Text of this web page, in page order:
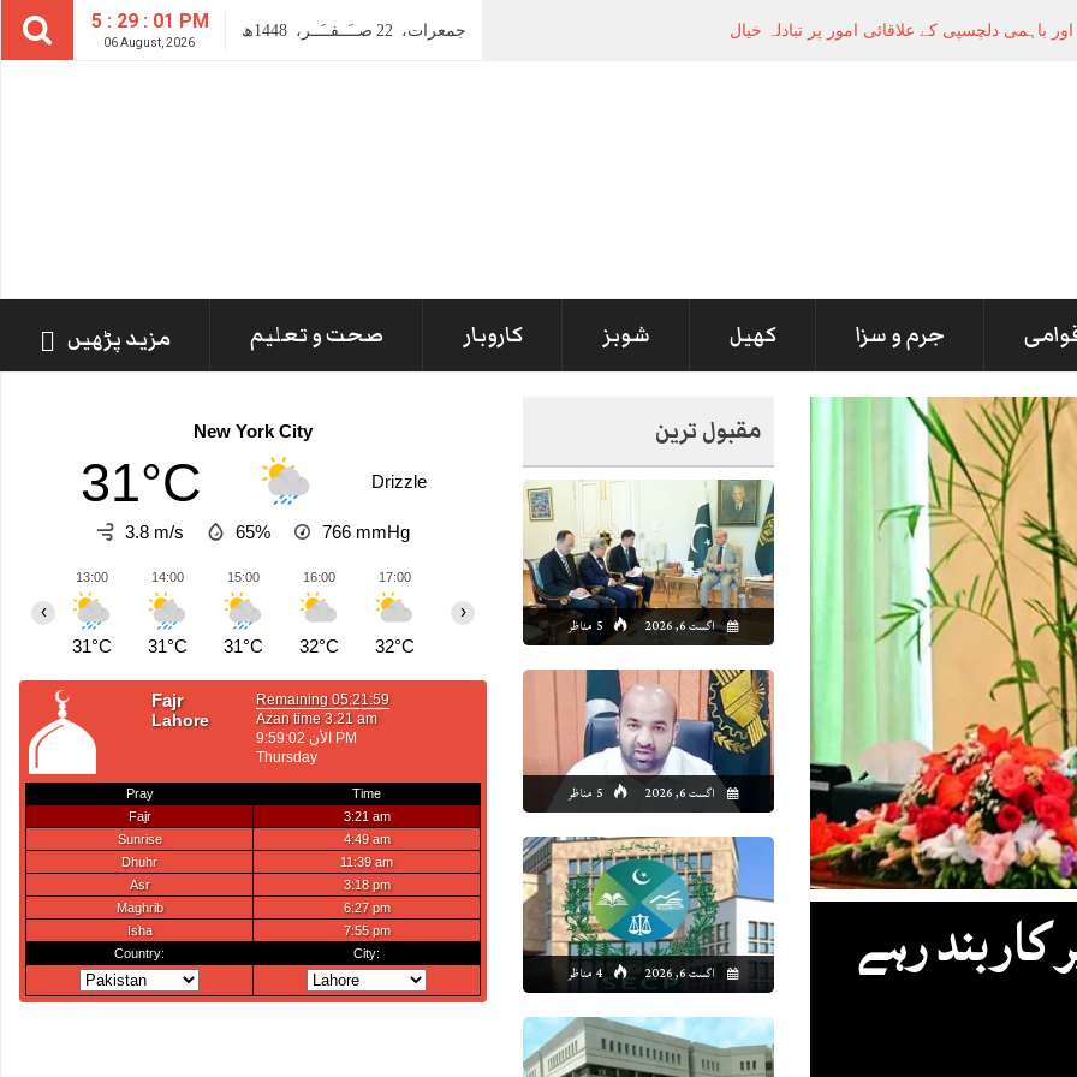
5 : 29 : 02 PM
06 August, 2026
جمعرات، 22 صــَــفــَــر، 1448ھ
جرم و سزا کھیل شوبز کاروبار صحت و تعلیم مزید پڑھیں
مقبول ترین
اگست 6, 2026 5 مناظر
اگست 6, 2026 5 مناظر
اگست 6, 2026 4 مناظر
کاربند رہے
New York City
31°C Drizzle
3.8 m/s 65% 766 mmHg
13:00
31°C
14:00
31°C
15:00
31°C
16:00
32°C
17:00
32°C
19:00
31°C
20:00
29°C
21:00
29°C
22:00
27°C
00:00
26°C
01:00
26°C
‹ ›